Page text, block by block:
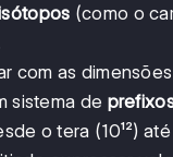
(como o
com as
sistema de
o tera (10¹²)